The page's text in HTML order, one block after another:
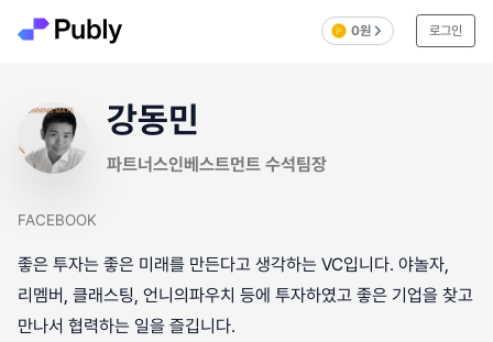
0원 로그인
강동민
파트너스인베스트먼트 수석팀장
FACEBOOK
좋은 투자는 좋은 미래를 만든다고 생각하는 VC입니다. 야놀자,
리멤버, 클래스팅, 언니의파우치 등에 투자하였고 좋은 기업을 찾고
만나서 협력하는 일을 즐깁니다.